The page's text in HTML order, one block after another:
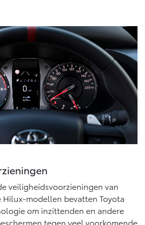
veiligheidsvoorzieningen van
Hilux-modellen bevatten Toyota
om inzittenden en andere
tegen veel voorkomende